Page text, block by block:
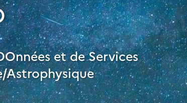
et de Services
Astrophysique